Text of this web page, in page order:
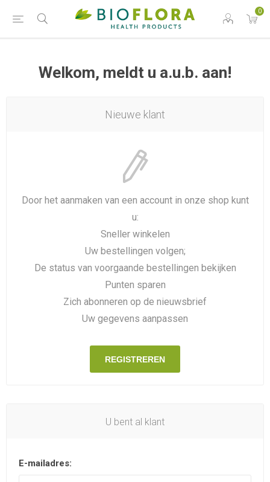
0
Welkom, meldt u a.u.b. aan!
Nieuwe klant
Door het aanmaken van een account in onze shop kunt
u:
Sneller winkelen
Uw bestellingen volgen;
De status van voorgaande bestellingen bekijken
Punten sparen
Zich abonneren op de nieuwsbrief
Uw gegevens aanpassen
REGISTREREN
U bent al klant
E-mailadres: